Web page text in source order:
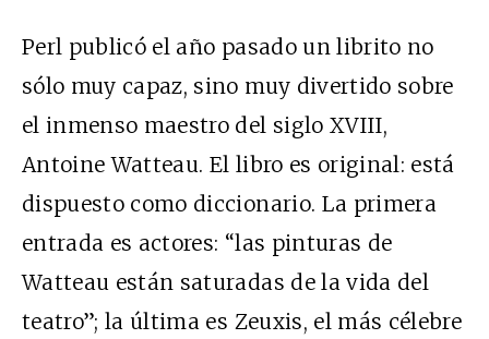
Perl publicó el año pasado un librito no
sólo muy capaz, sino muy divertido sobre
el inmenso maestro del siglo XVIII,
Antoine Watteau. El libro es original: está
dispuesto como diccionario. La primera
entrada es actores: “las pinturas de
Watteau están saturadas de la vida del
teatro”; la última es Zeuxis, el más célebre